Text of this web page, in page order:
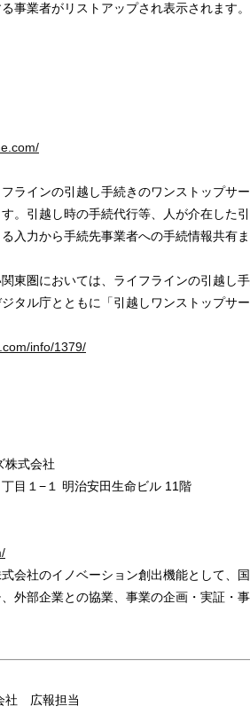
事業者がリストアップされ表示されます
ラインの引越し手続きのワンストップ
。引越し時の手続代行等、人が介在した
入力から手続先事業者への手続情報共有
東圏においては、ライフラインの引越し
タル庁とともに「引越しワンストップサ
info/1379/
株式会社
目１−１ 明治安田生命ビル 11階
会社のイノベーション創出機能として、
外部企業との協業、事業の企画・実証・
社 広報担当